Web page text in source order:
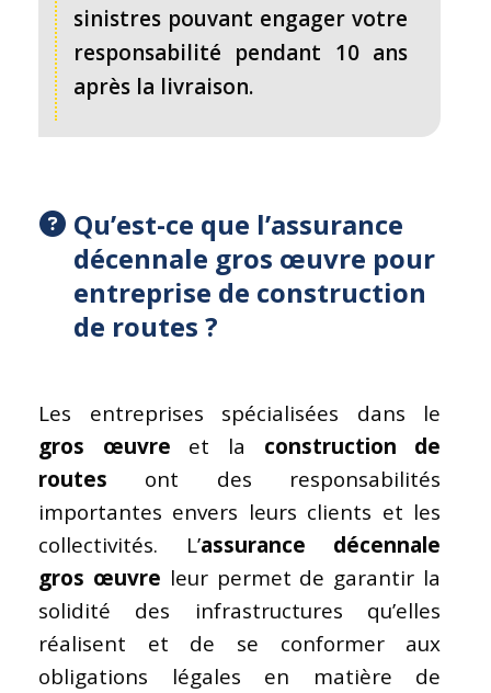
sinistres pouvant engager votre
responsabilité pendant 10 ans
après la livraison.
Qu’est-ce que l’assurance
décennale gros œuvre pour
entreprise de construction
de routes ?
Les entreprises spécialisées dans le
gros œuvre et la construction de
routes ont des responsabilités
importantes envers leurs clients et les
collectivités. L’assurance décennale
gros œuvre leur permet de garantir la
solidité des infrastructures qu’elles
réalisent et de se conformer aux
obligations légales en matière de